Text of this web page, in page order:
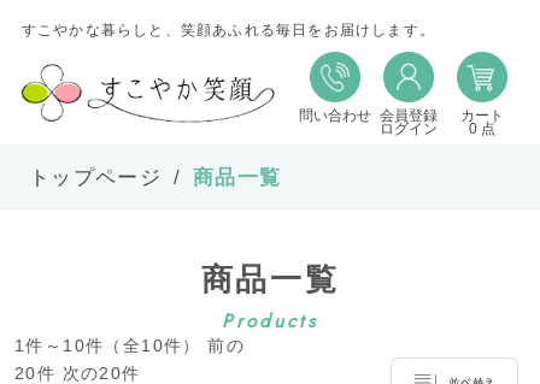
すこやかな暮らしと、笑顔あふれる毎日をお届けします。
問い合わせ 会員登録
ログイン
カート
0 点
トップページ 商品一覧
商品一覧
Products
1件～10件（全10件） 前の
20件 次の20件
並び替え
表示件数